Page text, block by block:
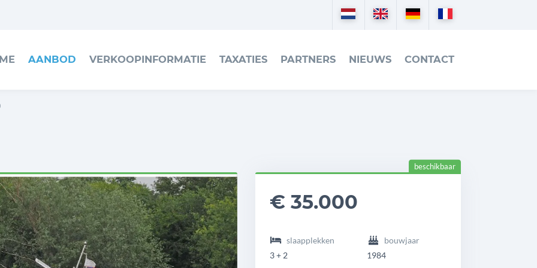
AANBOD VERKOOP­INFORMATIE TAXATIES PARTNERS NIEUWS CONTACT
Nederlands
EnglishDeutsch
headingdetails
Nimbus
beschikbaar
€ 35.000
slaapplekken
3 + 2
bouwjaar
1984